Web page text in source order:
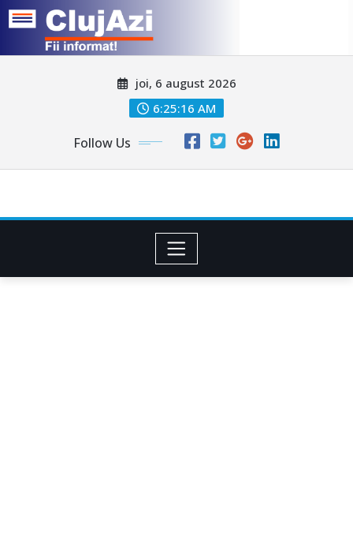
joi, 6 august 2026
6:25:18 AM
Follow Us